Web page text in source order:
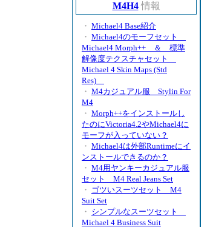
M4H4 情報
・ Michael4 Base紹介
・ Michael4のモーフセット
Michael4 Morph++ ＆ 標準
解像度テクスチャセット
Michael 4 Skin Maps (Std
Res)
・ M4カジュアル服 Stylin For
M4
・ Morph++をインストールし
たのにVictoria4.2やMichael4に
モーフが入っていない？
・ Michael4は外部Runtimeにイ
ンストールできるのか？
・ M4用ヤンキーカジュアル服
セット M4 Real Jeans Set
・ ゴツいスーツセット M4
Suit Set
・ シンプルなスーツセット
Michael 4 Business Suit